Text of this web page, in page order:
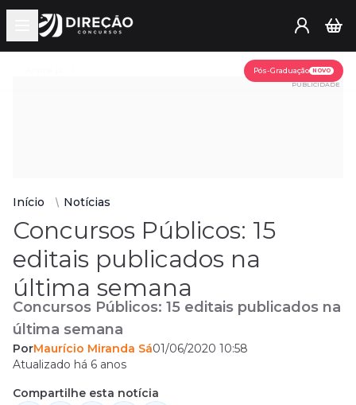
Open main menu
Pós-Graduação NOVO
PUBLICIDADE
Início Notícias
Concursos Públicos: 15
editais publicados na
última semana
Concursos Públicos: 15 editais publicados na
última semana
PorMaurício Miranda Sá01/06/2020 10:58
Atualizado há 6 anos
Compartilhe esta notícia